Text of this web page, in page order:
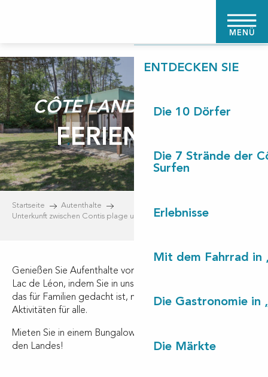
MENÜ
ENTDECKEN SIE
Die 10 Dörfer
Die 7 Strände der
Surfen
Erlebnisse
Mit dem Fahrrad in
Die Gastronomie in
Die Märkte
CÔTE LANDES NATURE
FERIENDORF
Startseite
Autenthalte
Unterkunft zwischen Contis plage und Léon
Feriendorf
Genießen Sie Aufenthalte vom Strand von Contis bis zum
Lac de Léon, indem Sie in unserem
das für Familien gedacht ist, mit Dienstleistungen und
Aktivitäten für alle.
Mieten Sie in einem Bungalow, erleben Sie einen Urlaub in
den Landes!